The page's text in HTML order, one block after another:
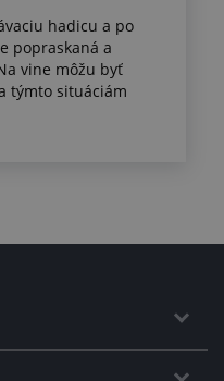
hadicu a po
popraskaná a
vine môžu byť
týmto situáciám